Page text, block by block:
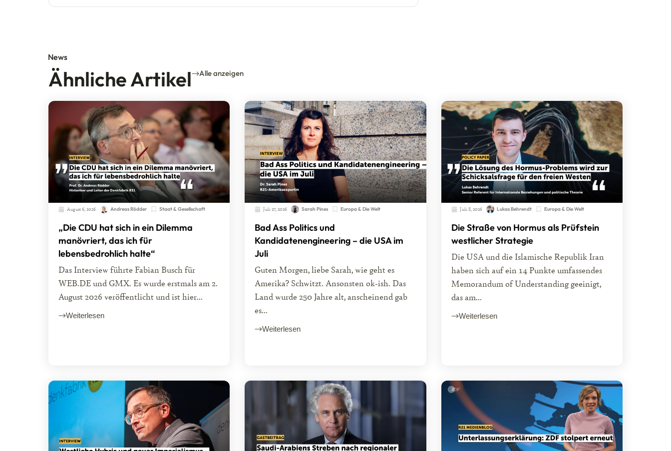
News
Ähnliche Artikel Alle anzeigen
August 6, 2026 Andreas Rödder Staat & Gesellschaft
„Die CDU hat sich in ein Dilemma
manövriert, das ich für
lebensbedrohlich halte“
Das Interview führte Fabian Busch für
WEB.DE und GMX. Es wurde erstmals am 2.
August 2026 veröffentlicht und ist hier...
Weiterlesen
Juli 27, 2026 Sarah Pines Europa & Die Welt
Bad Ass Politics und
Kandidatenengineering – die USA im
Juli
Guten Morgen, liebe Sarah, wie geht es
Amerika? Schwitzt. Ansonsten ok-ish. Das
Land wurde 250 Jahre alt, anscheinend gab
es...
Weiterlesen
Juli 8, 2026 Lukas Behrendt Europa & Die Welt
Die Straße von Hormus als Prüfstein
westlicher Strategie
Die USA und die Islamische Republik Iran
haben sich auf ein 14 Punkte umfassendes
Memorandum of Understanding geeinigt,
das am...
Weiterlesen